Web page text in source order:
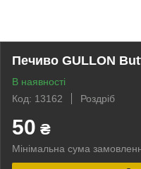
Печиво GULLON
В наявності
Код: 13162
Роздріб
50 ₴
Мінімальна сума